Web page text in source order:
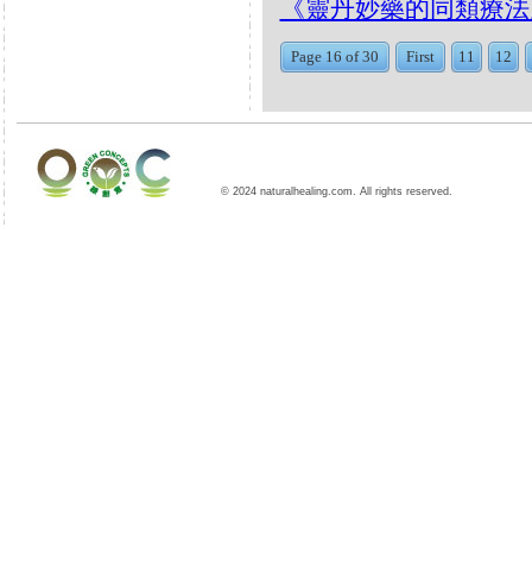
《靈丹妙藥的同類療
Page 16 of 30 First 11 12
© 2024 naturalhealing.com. All rights reserved.